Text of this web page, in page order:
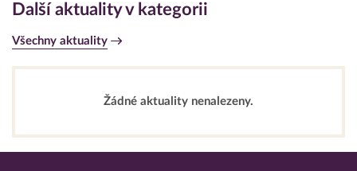
Další aktuality v kategorii
Všechny aktuality
Žádné aktuality nenalezeny.